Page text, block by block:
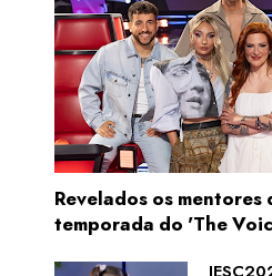
Revelados os mentores
temporada do 'The